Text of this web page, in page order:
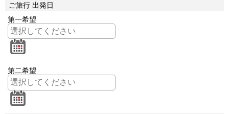
ご旅行 出発日
第一希望
第二希望